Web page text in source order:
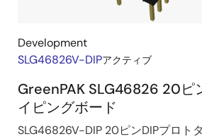
Development
SLG46826V-DIPアクティブ
GreenPAK SLG46826 20ピ
イピングボード
SLG46826V-DIP 20ピンDIPプロト